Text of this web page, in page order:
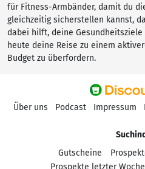
für Fitness-Armbänder, damit du
gleichzeitig sicherstellen kannst,
dabei hilft, deine Gesundheitsziele
heute deine Reise zu einem
Budget zu überfordern.
Über uns Podcast Impressum
Gutscheine
Prospekte letzter Woche